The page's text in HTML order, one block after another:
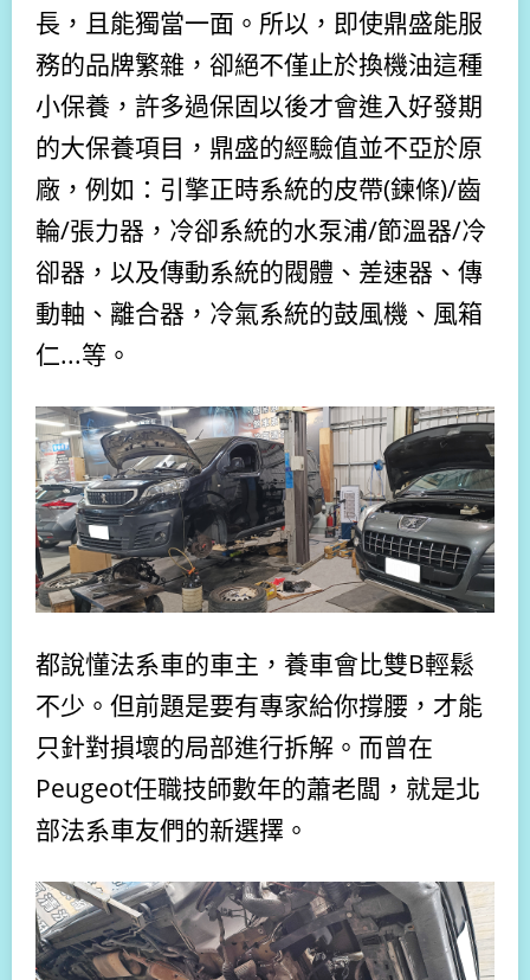
長，且能獨當一面。所以，即使鼎盛能服
務的品牌繁雜，卻絕不僅止於換機油這種
小保養，許多過保固以後才會進入好發期
的大保養項目，鼎盛的經驗值並不亞於原
廠，例如：引擎正時系統的皮帶(鍊條)/齒
輪/張力器，冷卻系統的水泵浦/節溫器/冷
卻器，以及傳動系統的閥體、差速器、傳
動軸、離合器，冷氣系統的鼓風機、風箱
仁...等。
都說懂法系車的車主，養車會比雙B輕鬆
不少。但前題是要有專家給你撐腰 ，才能
只針對損壞的局部進行拆解 。而曾在
Peugeot任職技師數年的蕭老闆，就是北
部法系車友們的新選擇。